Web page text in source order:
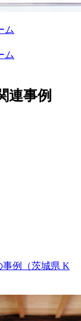
ム
ム
連事例
事例（茨城県 K